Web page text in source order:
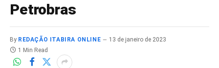
Petrobras
By REDAÇÃO ITABIRA ONLINE
13 de janeiro de 2023
1 Min Read